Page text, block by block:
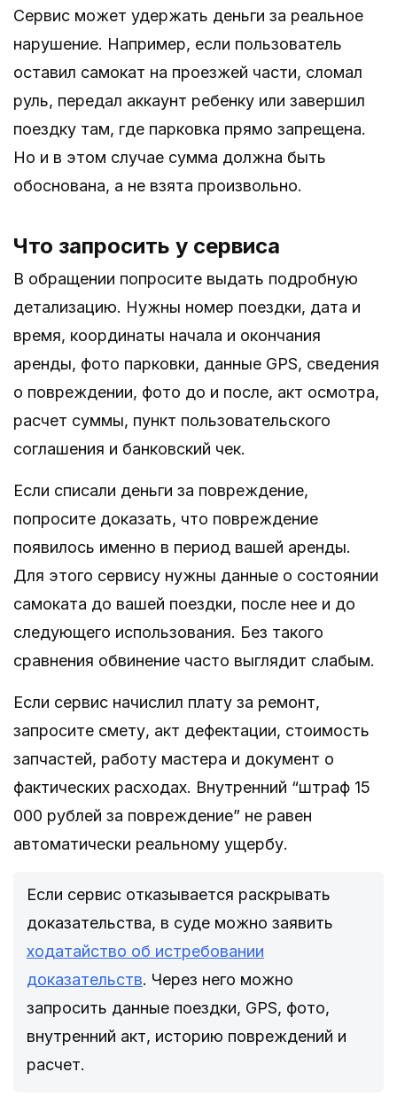
Сервис может удержать деньги за реальное
нарушение. Например, если пользователь
оставил самокат на проезжей части, сломал
руль, передал аккаунт ребенку или завершил
поездку там, где парковка прямо запрещена.
Но и в этом случае сумма должна быть
обоснована, а не взята произвольно.
Что запросить у сервиса
В обращении попросите выдать подробную
детализацию. Нужны номер поездки, дата и
время, координаты начала и окончания
аренды, фото парковки, данные GPS, сведения
о повреждении, фото до и после, акт осмотра,
расчет суммы, пункт пользовательского
соглашения и банковский чек.
Если списали деньги за повреждение,
попросите доказать, что повреждение
появилось именно в период вашей аренды.
Для этого сервису нужны данные о состоянии
самоката до вашей поездки, после нее и до
следующего использования. Без такого
сравнения обвинение часто выглядит слабым.
Если сервис начислил плату за ремонт,
запросите смету, акт дефектации, стоимость
запчастей, работу мастера и документ о
фактических расходах. Внутренний “штраф 15
000 рублей за повреждение” не равен
автоматически реальному ущербу.
Если сервис отказывается раскрывать
доказательства, в суде можно заявить
ходатайство об истребовании
доказательств. Через него можно
запросить данные поездки, GPS, фото,
внутренний акт, историю повреждений и
расчет.